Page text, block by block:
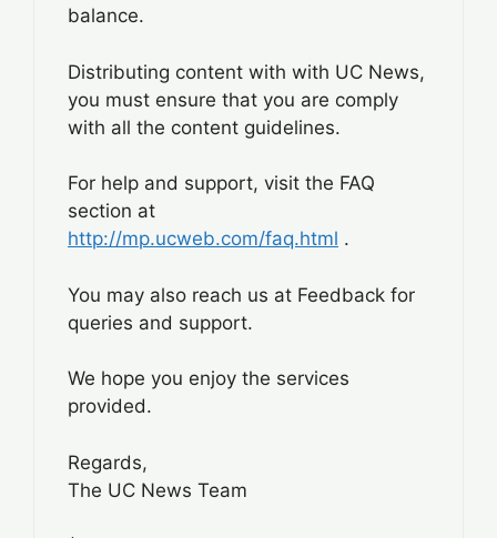
balance.
Distributing content with with UC News,
you must ensure that you are comply
with all the content guidelines.
For help and support, visit the FAQ
section at
http://mp.ucweb.com/faq.html .
You may also reach us at Feedback for
queries and support.
We hope you enjoy the services
provided.
Regards,
The UC News Team